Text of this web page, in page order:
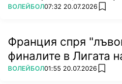
ПОВЕЧЕ ОТ
ВОЛЕЙБОЛ07:32 20.07.2026 add
Франция спря
финалите в Лигата
ПОВЕЧЕ ОТ
ВОЛЕЙБОЛ01:55 20.07.2026 add